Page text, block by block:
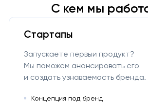
С кем мы
Стартапы
Запускаете первый продукт?
Мы поможем анонсировать его
и создать узнаваемость бренда.
Концепция под бренд